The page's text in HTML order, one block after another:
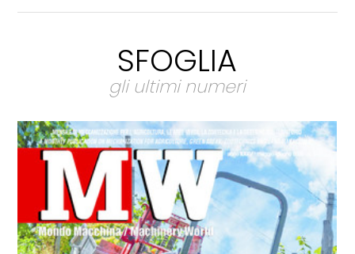
SFOGLIA
gli ultimi numeri